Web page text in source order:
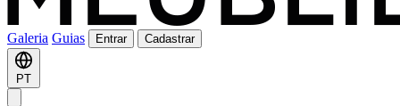
Galeria Guias Entrar Cadastrar
PT